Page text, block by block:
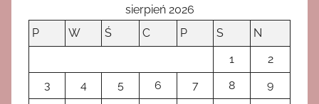
sierpień 2026
P
W Ś C P S
N
1
2
3
4 5 6 7 8 9